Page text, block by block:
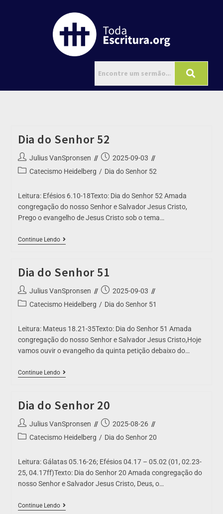
Dia do Senhor 52
Julius VanSpronsen
2025-09-03
Catecismo Heidelberg / Dia do Senhor 52
Leitura: Efésios 6.10-18Texto: Dia do Senhor 52 Amada
congregação do nosso Senhor e Salvador Jesus Cristo,
Prego o evangelho de Jesus Cristo sob o tema…
Continue Lendo
Dia do Senhor 51
Julius VanSpronsen
2025-09-03
Catecismo Heidelberg / Dia do Senhor 51
Leitura: Mateus 18.21-35Texto: Dia do Senhor 51 Amada
congregação do nosso Senhor e Salvador Jesus Cristo,Hoje
vamos ouvir o evangelho da quinta petição debaixo do…
Continue Lendo
Dia do Senhor 20
Julius VanSpronsen
2025-08-26
Catecismo Heidelberg / Dia do Senhor 20
Leitura: Gálatas 05.16-26; Efésios 04.17 – 05.02 (01, 02.23-
25, 04.17ff)Texto: Dia do Senhor 20 Amada congregação do
nosso Senhor e Salvador Jesus Cristo, Deus, o…
Continue Lendo